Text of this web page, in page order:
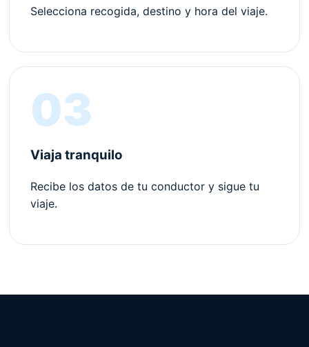
Selecciona recogida, destino y hora del viaje.
03
Viaja tranquilo
Recibe los datos de tu conductor y sigue tu
viaje.